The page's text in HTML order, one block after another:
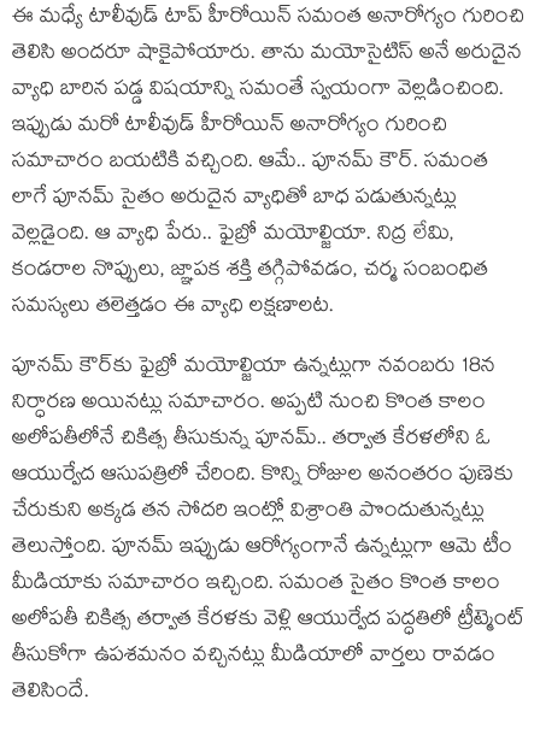
ఈ మధ్యే టాలీవుడ్ టాప్ హీరోయిన్ సమంత అనారోగ్యం గురించి
తెలిసి అందరూ షాకైపోయారు. తాను మయోసైటిస్ అనే అరుదైన
వ్యాధి బారిన పడ్డ విషయాన్ని సమంతే స్వయంగా వెల్లడించింది.
ఇప్పుడు మరో టాలీవుడ్ హీరోయిన్ అనారోగ్యం గురించి
సమాచారం బయటికి వచ్చింది. ఆమే.. పూనమ్ కౌర్. సమంత
లాగే పూనమ్ సైతం అరుదైన వ్యాధితో బాధ పడుతున్నట్లు
వెల్లడైంది. ఆ వ్యాధి పేరు.. ఫైబ్రో మయోల్జియా. నిద్ర లేమి,
కండరాల నొప్పులు, జ్ఞాపక శక్తి తగ్గిపోవడం, చర్మ సంబంధిత
సమస్యలు తలెత్తడం ఈ వ్యాధి లక్షణాలట.
పూనమ్ కౌర్‌కు ఫైబ్రో మయోల్జియా ఉన్నట్లుగా నవంబరు 18న
నిర్ధారణ అయినట్లు సమాచారం. అప్పటి నుంచి కొంత కాలం
అలోపతీలోనే చికిత్స తీసుకున్న పూనమ్.. తర్వాత కేరళలోని ఓ
ఆయుర్వేద ఆసుపత్రిలో చేరింది. కొన్ని రోజుల అనంతరం పుణెకు
చేరుకుని అక్కడ తన సోదరి ఇంట్లో విశ్రాంతి పొందుతున్నట్లు
తెలుస్తోంది. పూనమ్ ఇప్పుడు ఆరోగ్యంగానే ఉన్నట్లుగా ఆమె టీం
మీడియాకు సమాచారం ఇచ్చింది. సమంత సైతం కొంత కాలం
అలోపతీ చికిత్స తర్వాత కేరళకు వెళ్లి ఆయుర్వేద పద్ధతిలో ట్రీట్మెంట్
తీసుకోగా ఉపశమనం వచ్చినట్లు మీడియాలో వార్తలు రావడం
తెలిసిందే.